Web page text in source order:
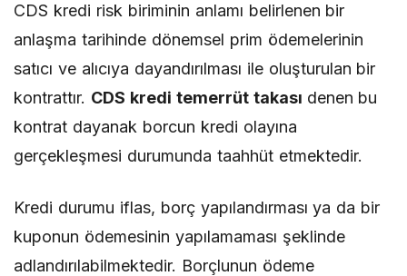
CDS kredi risk biriminin anlamı belirlenen bir
anlaşma tarihinde dönemsel prim ödemelerinin
satıcı ve alıcıya dayandırılması ile oluşturulan bir
kontrattır. CDS kredi temerrüt takası denen bu
kontrat dayanak borcun kredi olayına
gerçekleşmesi durumunda taahhüt etmektedir.
Kredi durumu iflas, borç yapılandırması ya da bir
kuponun ödemesinin yapılamaması şeklinde
adlandırılabilmektedir. Borçlunun ödeme